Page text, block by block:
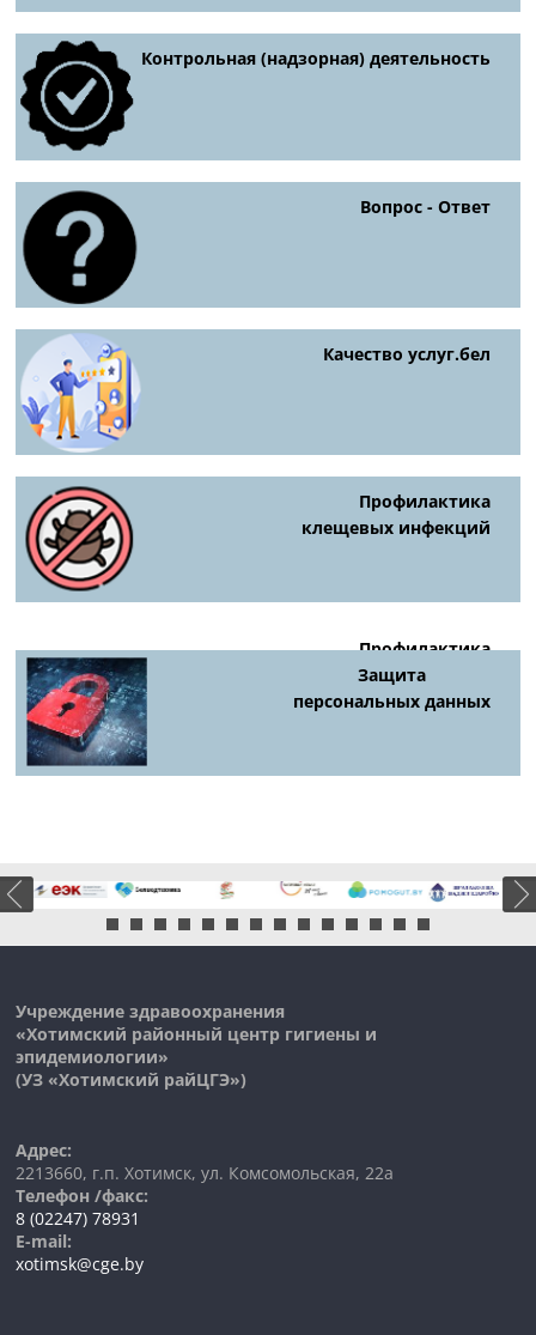
Контрольная (надзорная) деятельность
Вопрос - Ответ
Качество услуг.бел
Профилактика
клещевых инфекций
Профилактика
киберпреступности
Защита
персональных данных
Учреждение здравоохранения
«Хотимский районный центр гигиены и
эпидемиологии»
(УЗ «Хотимский райЦГЭ»)
Адрес:
2213660, г.п. Хотимск, ул. Комсомольская, 22а
Телефон /факс:
8 (02247) 78931
E-mail:
xotimsk@cge.by